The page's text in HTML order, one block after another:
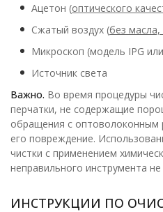
Ацетон (оптического
Сжатый воздух (без
Микроскоп (модель IPG
Источник света
Важно. Во время процедуры
перчатки, не содержащие
обращения с
его повреждение.
чистки с применением
неправильного инструмента
ИНСТРУКЦИИ ПО